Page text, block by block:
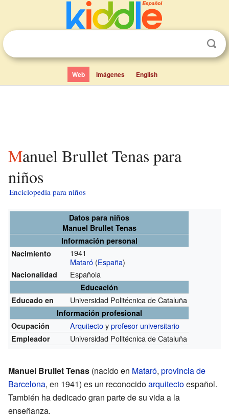
Web Imágenes English
Manuel Brullet Tenas para
niños
Enciclopedia para niños
Datos para niños
Manuel Brullet Tenas
Información personal
Nacimiento
1941
Mataró (España)
Nacionalidad Española
Educación
Educado en
Universidad Politécnica de Cataluña
Información profesional
Ocupación
Arquitectoyprofesor universitario
Empleador Universidad Politécnica de Cataluña
Manuel Brullet Tenas (nacido en Mataró, provincia de
Barcelona, en 1941) es un reconocidoarquitectoespañol.
También ha dedicado gran parte de su vida a la
enseñanza.